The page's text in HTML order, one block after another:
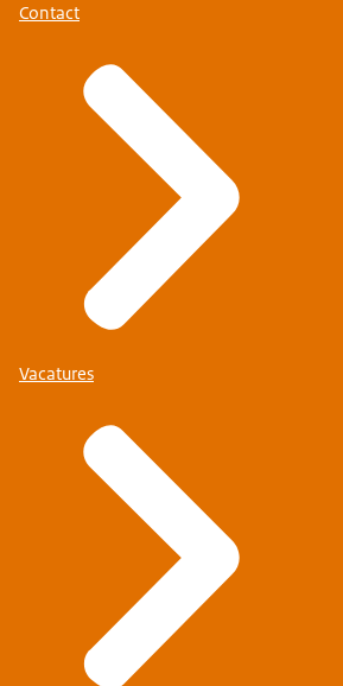
Contact
Vacatures